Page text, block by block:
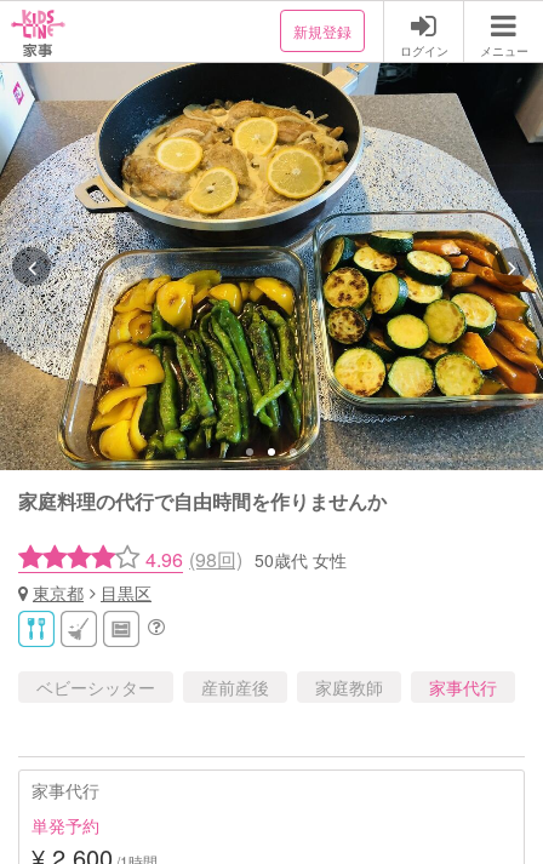
新規登録
ログイン メニュー
家庭料理の代行で自由時間を作りませんか
4.96 (98回) 50歳代 女性
東京都
目黒区
ベビーシッター 産前産後 家庭教師 家事代行
家事代行
単発予約
¥ 2,600